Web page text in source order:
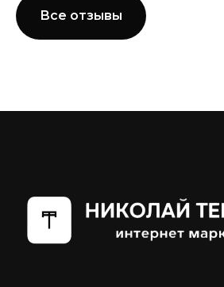
Все отзывы